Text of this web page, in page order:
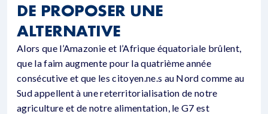
DE PROPOSER UNE
ALTERNATIVE
Alors que l’Amazonie et l’Afrique équatoriale brûlent,
que la faim augmente pour la quatrième année
consécutive et que les citoyen.ne.s au Nord comme au
Sud appellent à une reterritorialisation de notre
agriculture et de notre alimentation, le G7 est